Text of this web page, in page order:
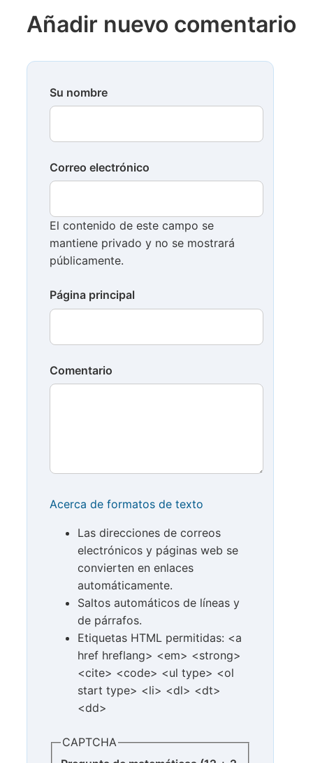
Añadir nuevo comentario
Su nombre
Correo electrónico
El contenido de este campo se
mantiene privado y no se mostrará
públicamente.
Página principal
Comentario
Acerca de formatos de texto
Las direcciones de correos
electrónicos y páginas web se
convierten en enlaces
automáticamente.
Saltos automáticos de líneas y
de párrafos.
Etiquetas HTML permitidas: <a
href hreflang> <em> <strong>
<cite> <code> <ul type> <ol
start type> <li> <dl> <dt>
<dd>
CAPTCHA